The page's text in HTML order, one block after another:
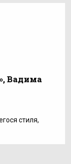
Вадима
стиля,